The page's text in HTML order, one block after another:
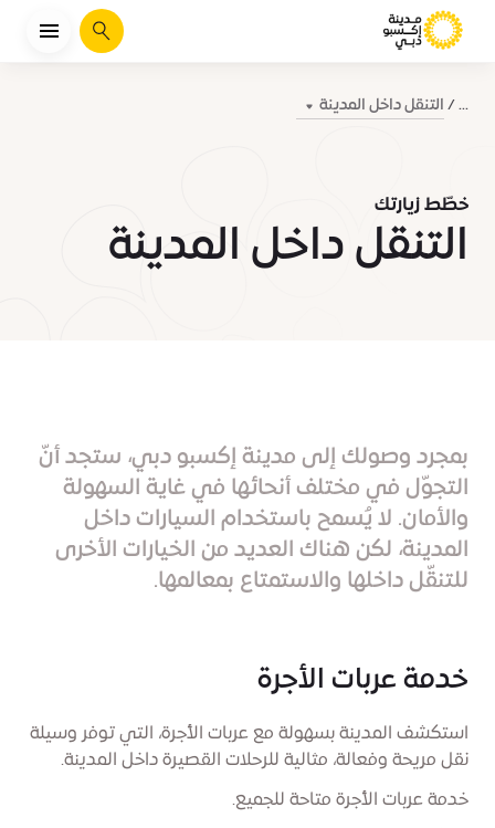
يبحث
... التنقل داخل المدينة
خطّط زيارتك
التنقل داخل المدينة
بمجرد وصولك إلى مدينة إكسبو دبي، ستجد أنّ
التجوّل في مختلف أنحائها في غاية السهولة
والأمان. لا يُسمح باستخدام السيارات داخل
المدينة، لكن هناك العديد من الخيارات الأخرى
للتنقّل داخلها والاستمتاع بمعالمها.
خدمة عربات الأجرة
استكشف المدينة بسهولة مع عربات الأجرة، التي توفر وسيلة
نقل مريحة وفعالة، مثالية للرحلات القصيرة داخل المدينة.
خدمة عربات الأجرة متاحة للجميع.